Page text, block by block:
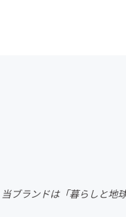
ファッ
ブランドは「暮らしと地